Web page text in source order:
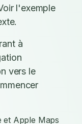
l'exemple
à
vers le
et Apple Maps